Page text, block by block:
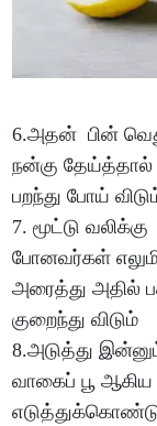
6.அதன் பின்
நன்கு தேய்த்தால்
பறந்து போய்
7. மூட்டு
போனவர்கள்
அரைத்து அதில்
குறைந்து விடும்
8.அடுத்து
வாகைப் பூ